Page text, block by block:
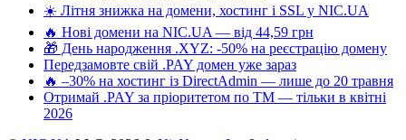
☀️ Літня знижка на домени, хостинг і SSL у NIC.UA
🔥 Нові домени на NIC.UA — від 44,59 грн
🎁 День народження .XYZ: -50% на реєстрацію домену
Передзамовте свій .PAY домен уже зараз
🔥 –30% на хостинг із DirectAdmin — лише до 20 травня
Отримай .PAY за пріоритетом по ТМ — тільки в квітні
2026